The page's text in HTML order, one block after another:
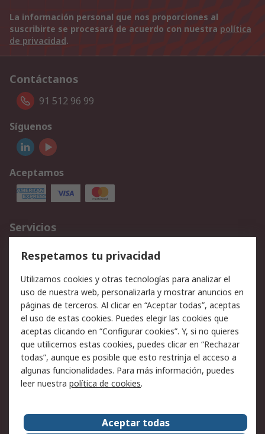
La información personal que nos proporciones al
suscribirte se procesará de acuerdo con nuestra política
de privacidad.
Contáctanos
91 512 96 99
Síguenos
Aceptamos
Servicios
Cómo realizar pedidos
Devoluciones
Facturación y pago
Ofertas
Soporte técnico
Legal
Aviso legal
Política de privacidad -
Actualizada
Política sobre cookies
Seguridad de emails
Certificaciones de
Condiciones de venta
Acerca de RS
Respetamos tu privacidad
Utilizamos cookies y otras tecnologías para analizar el
uso de nuestra web, personalizarla y mostrar anuncios en
páginas de terceros. Al clicar en “Aceptar todas”, aceptas
el uso de estas cookies. Puedes elegir las cookies que
aceptas clicando en “Configurar cookies”. Y, si no quieres
que utilicemos estas cookies, puedes clicar en “Rechazar
todas”, aunque es posible que esto restrinja el acceso a
algunas funcionalidades. Para más información, puedes
leer nuestra política de cookies.
Aceptar todas